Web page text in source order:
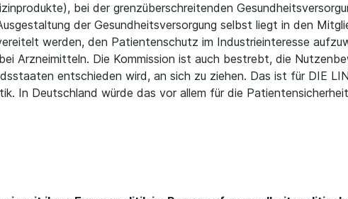
bei der grenzüberschreitenden
der Gesundheitsversorgung selbst liegt in den
werden, den Patientenschutz im Industrieinteresse
Arzneimitteln. Die Kommission ist auch bestrebt, die
entschieden wird, an sich zu ziehen. Das ist für DIE
In Deutschland würde das vor allem für die